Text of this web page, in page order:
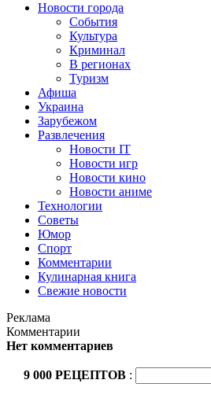
Новости города
События
Культура
Криминал
В регионах
Туризм
Афиша
Украина
Зарубежом
Развлечения
Новости IT
Новости игр
Новости кино
Новости аниме
Технологии
Советы
Юмор
Спорт
Комментарии
Кулинарная книга
Свежие новости
Реклама
Комментарии
Нет комментариев
9 000 РЕЦЕПТОВ :